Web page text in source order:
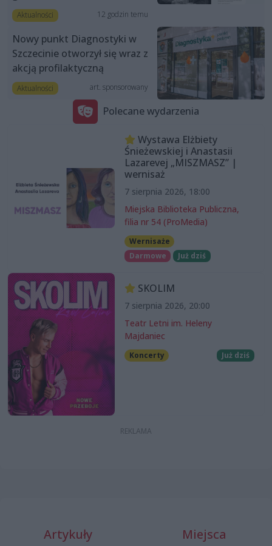
Aktualności 12 godzin temu
Nowy punkt Diagnostyki w
Szczecinie otworzył się wraz z
akcją profilaktyczną
Aktualności art. sponsorowany
Polecane wydarzenia
Wystawa Elżbiety
Śnieżewskiej i Anastasii
Lazarevej „MISZMASZ” |
wernisaż
7 sierpnia 2026, 18:00
Miejska Biblioteka Publiczna,
filia nr 54 (ProMedia)
Wernisaże
Darmowe
Już dziś
SKOLIM
7 sierpnia 2026, 20:00
Teatr Letni im. Heleny
Majdaniec
Koncerty Już dziś
Artykuły Miejsca